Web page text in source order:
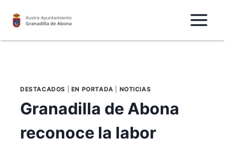
DESTACADOS EN PORTADA NOTICIAS
Granadilla de Abona
reconoce la labor